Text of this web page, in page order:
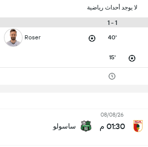
لا يوجد أحداث رياضية
1 - 1
40'
Roser
15'
08/08/26
01:30 م ساسولو